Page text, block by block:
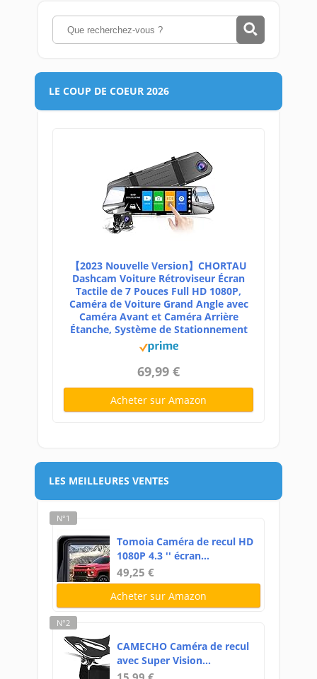
LE COUP DE COEUR 2026
【2023 Nouvelle Version】CHORTAU
Dashcam Voiture Rétroviseur Écran
Tactile de 7 Pouces Full HD 1080P,
Caméra de Voiture Grand Angle avec
Caméra Avant et Caméra Arrière
Étanche, Système de Stationnement
69,99 €
Acheter sur Amazon
LES MEILLEURES VENTES
N°1
Tomoia Caméra de recul HD
1080P 4.3 '' écran...
49,25 €
Acheter sur Amazon
N°2
CAMECHO Caméra de recul
avec Super Vision...